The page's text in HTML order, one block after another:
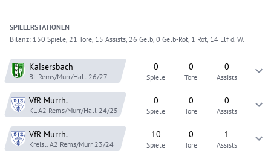
SPIELERSTATIONEN
Bilanz: 150 Spiele, 21 Tore, 15 Assists, 26 Gelb, 0 Gelb-Rot, 1 Rot, 14 Elf d. W.
Kaisersbach
BL Rems/Murr/Hall 26/27
0
Spiele
0
Tore
0
Assists
VfR Murrh.
KL A2 Rems/Murr/Hall 24/25
0
Spiele
0
Tore
0
Assists
VfR Murrh.
Kreisl. A2 Rems/Murr 23/24
10
Spiele
0
Tore
1
Assists